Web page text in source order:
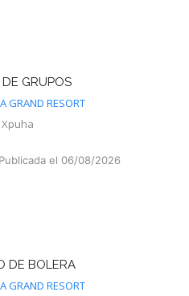
GRUPOS
GRAND RESORT
Xpuha
Publicada el 06/08/2026
DE BOLERA
GRAND RESORT